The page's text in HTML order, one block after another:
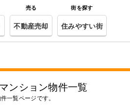
売る
不動産売却
街を探す
住みやすい街
ンション物件一覧
一覧ページです。